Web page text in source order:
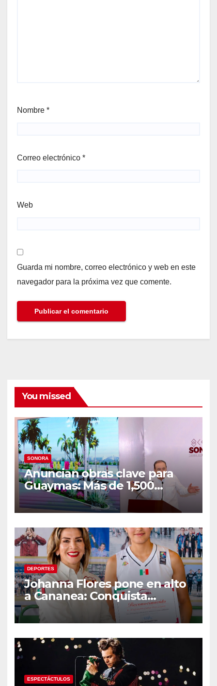
Nombre *
Correo electrónico *
Web
Guarda mi nombre, correo electrónico y web en este
navegador para la próxima vez que comente.
You missed
SONORA
Anuncian obras clave para
Guaymas: Más de 1,500
viviendas, modernización del
malecón y nuevo hospital del
DEPORTES
Johanna Flores pone en alto
a Cananea: Conquista
medalla de plata con la
Selección Mexicana Sub-20
Centroamericanos
ESPECTÁCTULOS